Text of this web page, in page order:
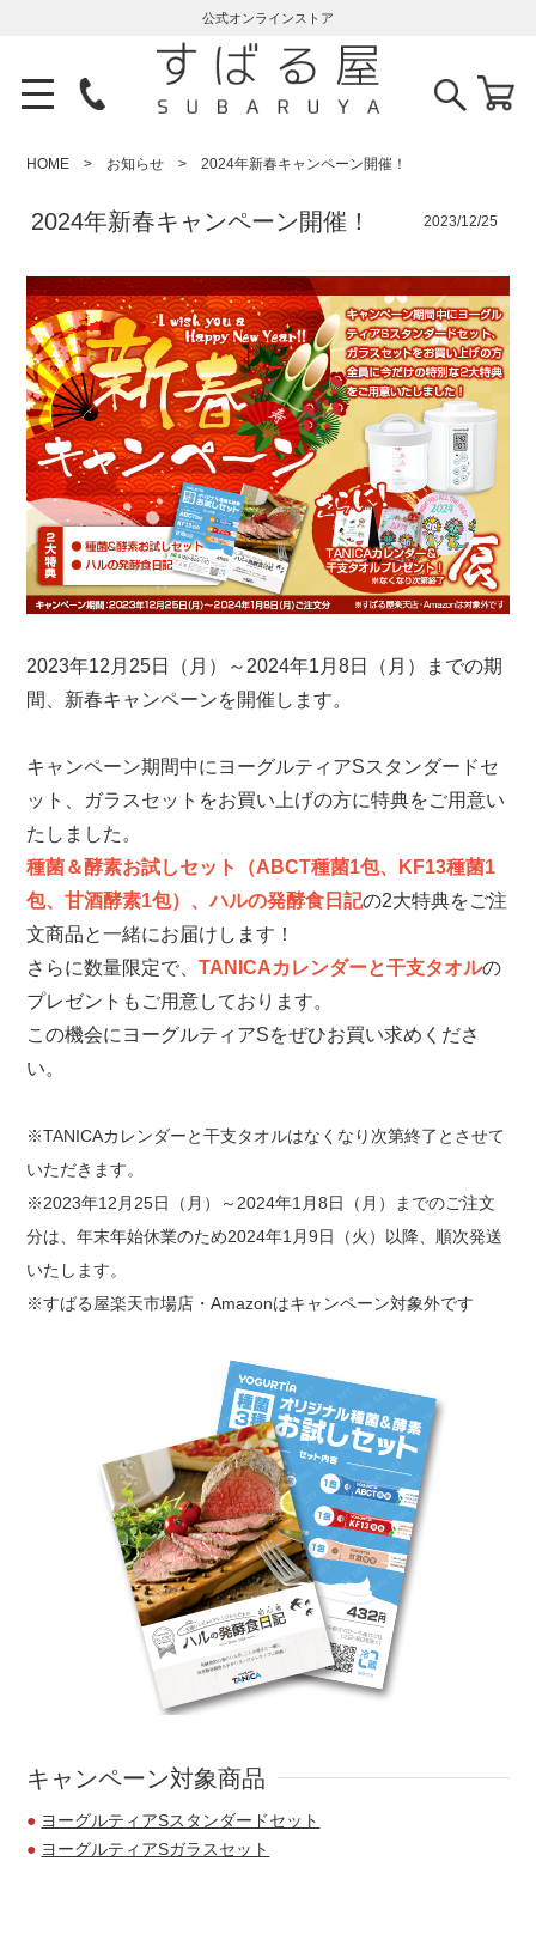
公式オンラインストア
HOME お知らせ 2024年新春キャンペーン開催！
2024年新春キャンペーン開催！ 2023/12/25
2023年12月25日（月）～2024年1月8日（月）までの期
間、新春キャンペーンを開催します。
キャンペーン期間中にヨーグルティアSスタンダードセ
ット、ガラスセットをお買い上げの方に特典をご用意い
たしました。
種菌＆酵素お試しセット（ABCT種菌1包、KF13種菌1
包、甘酒酵素1包）、ハルの発酵食日記の2大特典をご注
文商品と一緒にお届けします！
さらに数量限定で、TANICAカレンダーと干支タオルの
プレゼントもご用意しております。
この機会にヨーグルティアSをぜひお買い求めくださ
い。
※TANICAカレンダーと干支タオルはなくなり次第終了とさせて
いただきます。
※2023年12月25日（月）～2024年1月8日（月）までのご注文
分は、年末年始休業のため2024年1月9日（火）以降、順次発送
いたします。
※すばる屋楽天市場店・Amazonはキャンペーン対象外です
キャンペーン対象商品
ヨーグルティアSスタンダードセット
ヨーグルティアSガラスセット